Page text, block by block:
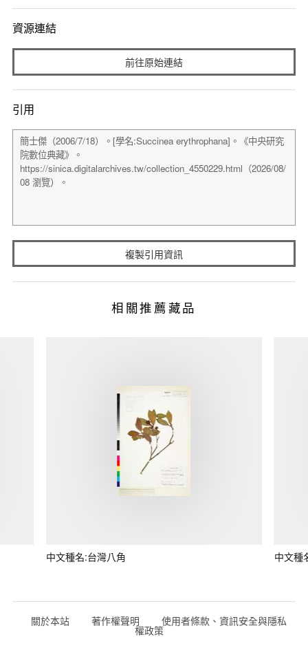
資源連結
前往原始連結
引用
複製引用資訊
相關推薦藏品
中文種名:台灣八角 中文種
關於本站 著作權聲明 使用者條款、資訊安全與隱私
權政策